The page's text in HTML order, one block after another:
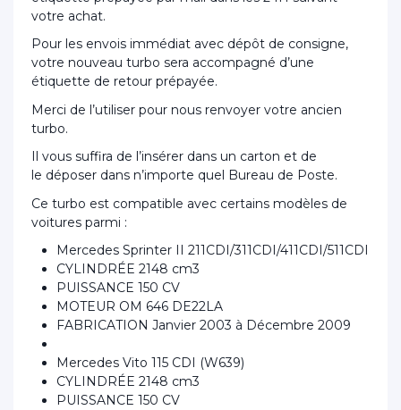
votre achat.
Pour les envois immédiat avec dépôt de consigne,
votre nouveau turbo sera accompagné d’une
étiquette de retour prépayée.
Merci de l’utiliser pour nous renvoyer votre ancien
turbo.
Il vous suffira de l’insérer dans un carton et de
le déposer dans n’importe quel Bureau de Poste.
Ce turbo est compatible avec certains modèles de
voitures parmi :
Mercedes Sprinter II 211CDI/311CDI/411CDI/511CDI
CYLINDRÉE 2148 cm3
PUISSANCE 150 CV
MOTEUR OM 646 DE22LA
FABRICATION Janvier 2003 à Décembre 2009
Mercedes Vito 115 CDI (W639)
CYLINDRÉE 2148 cm3
PUISSANCE 150 CV